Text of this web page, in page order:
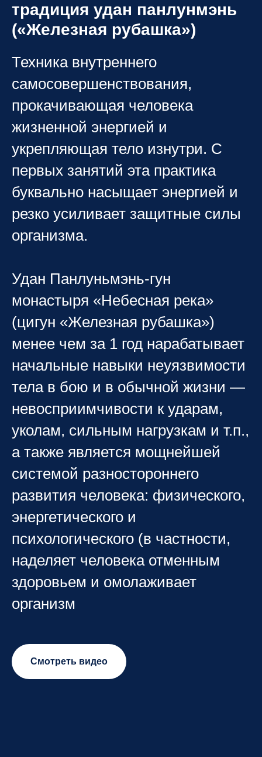
традиция удан панлунмэнь
(«Железная рубашка»)
Техника внутреннего
самосовершенствования,
прокачивающая человека
жизненной энергией и
укрепляющая тело изнутри. С
первых занятий эта практика
буквально насыщает энергией и
резко усиливает защитные силы
организма.
Удан Панлуньмэнь-гун
монастыря «Небесная река»
(цигун «Железная рубашка»)
менее чем за 1 год нарабатывает
начальные навыки неуязвимости
тела в бою и в обычной жизни —
невосприимчивости к ударам,
уколам, сильным нагрузкам и т.п.,
а также является мощнейшей
системой разностороннего
развития человека: физического,
энергетического и
психологического (в частности,
наделяет человека отменным
здоровьем и омолаживает
организм
Смотреть видео